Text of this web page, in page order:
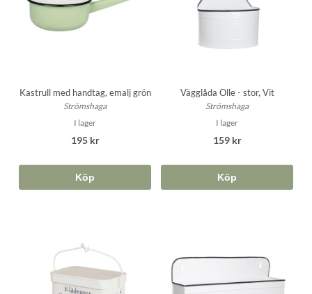
Kastrull med handtag, emalj grön
Strömshaga
I lager
195 kr
Köp
Vägglåda Olle - stor, Vit
Strömshaga
I lager
159 kr
Köp